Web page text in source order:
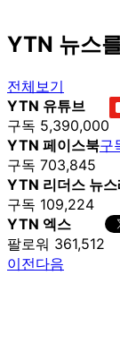
YTN 뉴스
전체보기
YTN 유튜브
구독 5,390,000
YTN 페이스북
구독 703,845
구
YTN 리더스 뉴스
구독 109,224
YTN 엑스
팔로워 361,512
이전다음